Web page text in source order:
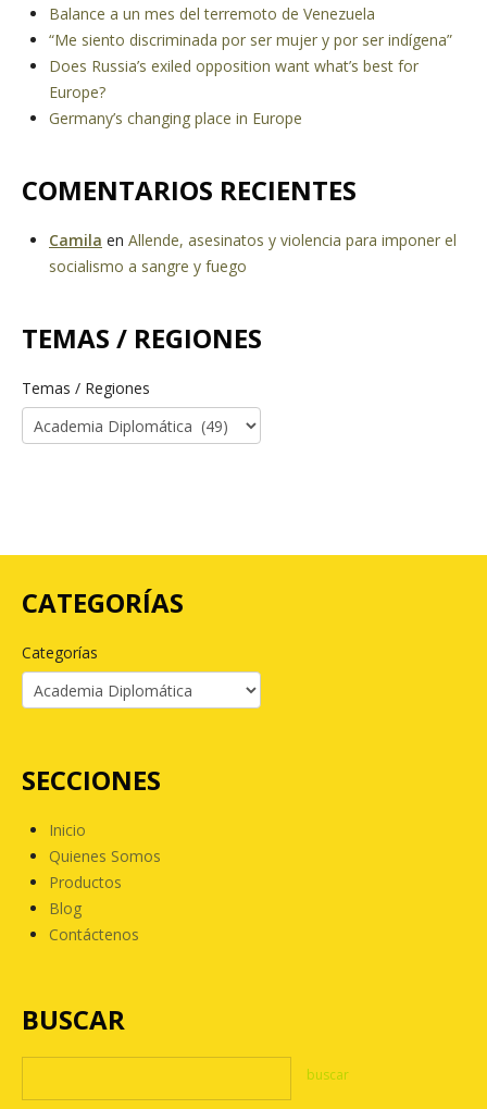
Balance a un mes del terremoto de Venezuela
“Me siento discriminada por ser mujer y por ser indígena”
Does Russia’s exiled opposition want what’s best for
Europe?
Germany’s changing place in Europe
COMENTARIOS RECIENTES
Camila en Allende, asesinatos y violencia para imponer el
socialismo a sangre y fuego
TEMAS / REGIONES
Temas / Regiones
CATEGORÍAS
Categorías
SECCIONES
Inicio
Quienes Somos
Productos
Blog
Contáctenos
BUSCAR